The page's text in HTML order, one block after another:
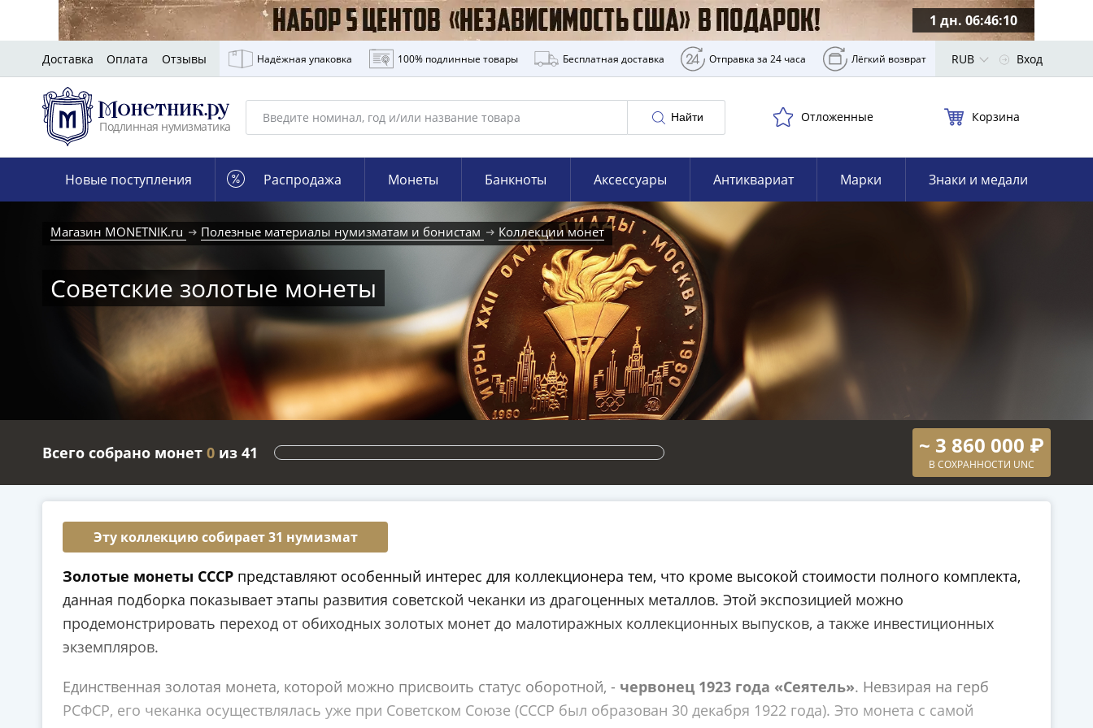
1 дн. 06:46:09
Доставка Оплата Отзывы Надёжная упаковка 100% подлинные товары Бесплатная доставка Отправка за 24 часа Лёгкий возврат RUB Вход
Подлинная нумизматика
Найти Отложенные Корзина
Новые поступления Распродажа Монеты Банкноты Аксессуары Антиквариат Марки Знаки и медали
Магазин MONETNIK.ru Полезные материалы нумизматам и бонистам Коллекции монет
Советские золотые монеты
Всего собрано монет 0 из 41 ~ 3 860 000 ₽
В СОХРАННОСТИ UNC
Эту коллекцию собирает 31 нумизмат
Золотые монеты СССР представляют особенный интерес для коллекционера тем, что кроме высокой стоимости полного комплекта,
данная подборка показывает этапы развития советской чеканки из драгоценных металлов. Этой экспозицией можно
продемонстрировать переход от обиходных золотых монет до малотиражных коллекционных выпусков, а также инвестиционных
экземпляров.
Единственная золотая монета, которой можно присвоить статус оборотной, - червонец 1923 года «Сеятель». Невзирая на герб
РСФСР, его чеканка осуществлялась уже при Советском Союзе (СССР был образован 30 декабря 1922 года). Это монета с самой